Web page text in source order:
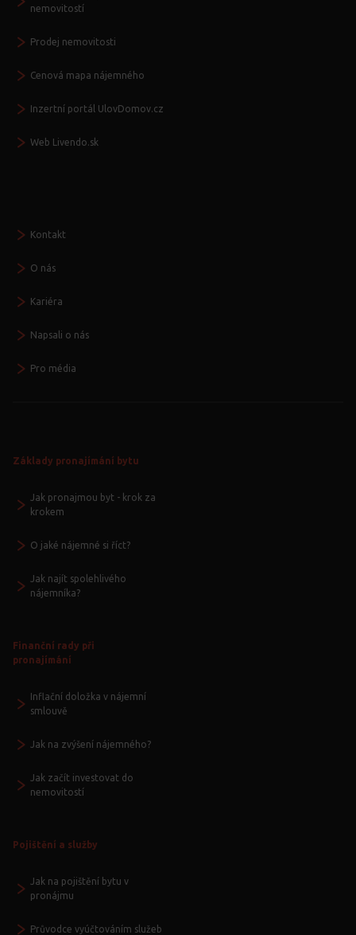
nemovitostí
Prodej nemovitosti
Cenová mapa nájemného
Inzertní portál UlovDomov.cz
Web Livendo.sk
Kontakt
O nás
Kariéra
Napsali o nás
Pro média
Základy pronajímání bytu
Jak pronajmou byt - krok za
krokem
O jaké nájemné si říct?
Jak najít spolehlivého
nájemníka?
Finanční rady při
pronajímání
Inflační doložka v nájemní
smlouvě
Jak na zvýšení nájemného?
Jak začít investovat do
nemovitostí
Pojištění a služby
Jak na pojištění bytu v
pronájmu
Průvodce vyúčtováním služeb